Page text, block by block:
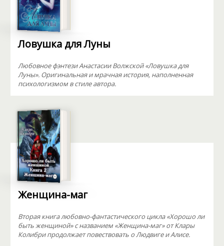
Ловушка для Луны
Любовное фэнтези Анастасии Волжской «Ловушка для
Луны». Оригинальная и мрачная история, наполненная
психологизмом в стиле автора.
Женщина-маг
Вторая книга любовно-фантастического цикла «Хорошо ли
быть женщиной» с названием «Женщина-маг» от Клары
Колибри продолжает повествовать о Людвиге и Алисе.